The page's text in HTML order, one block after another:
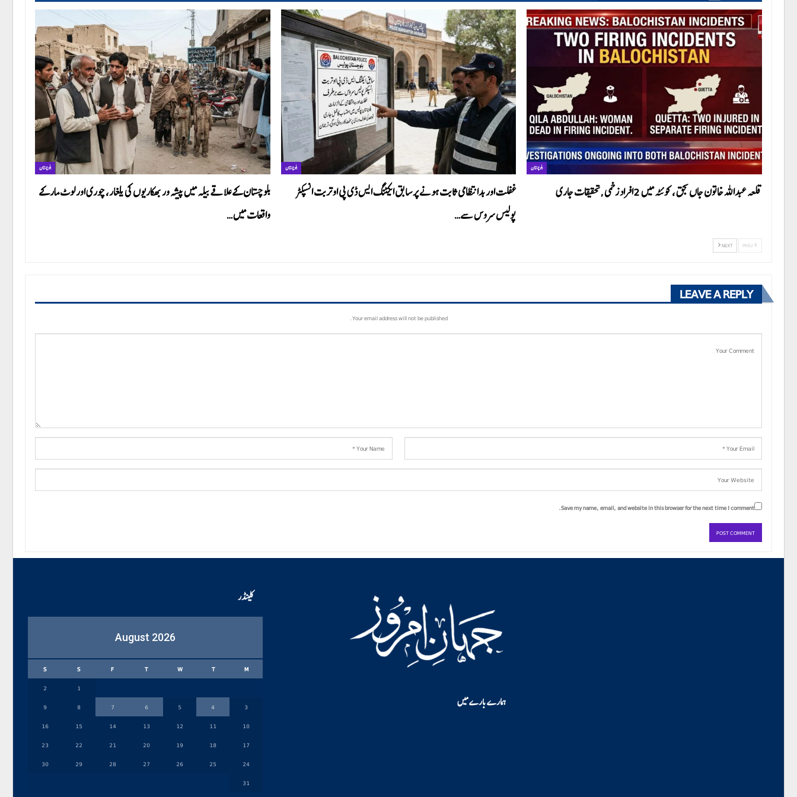
بلوچستان
بلوچستان کے علاقے بیلہ میں پیشہ ور بھکاریوں کی یلغار، چوری اور لوٹ مار کے
واقعات میں…
بلوچستان
غفلت اور بدانتظامی ثابت ہونے پر سابق ایکٹنگ ایس ڈی پی او تربت انسپکٹر
پولیس سروس سے…
بلوچستان
قلعہ عبداللہ خاتون جاں بحق ، کوئٹہ میں 2افراد زخمی ,تحقیقات جاری
NEXT
LEAVE A REPLY
Your email address will not be published.
Save my name, email, and website in this browser for the next time I comment.
کلینڈر
August 2026
M
T
W
T
F
S
S
1
2
3
4
5
6
7
8
9
10
11
12
13
14
15
16
17
18
19
20
21
22
23
24
25
26
27
28
29
30
31
ہمارے بارے میں